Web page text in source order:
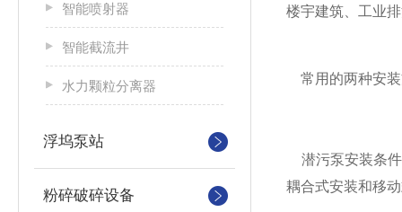
智能喷射器
智能截流井
水力颗粒分离器
浮坞泵站
粉碎破碎设备
楼宇建筑、工业
常用的两种安
潜污泵安装条件
耦合式安装和移